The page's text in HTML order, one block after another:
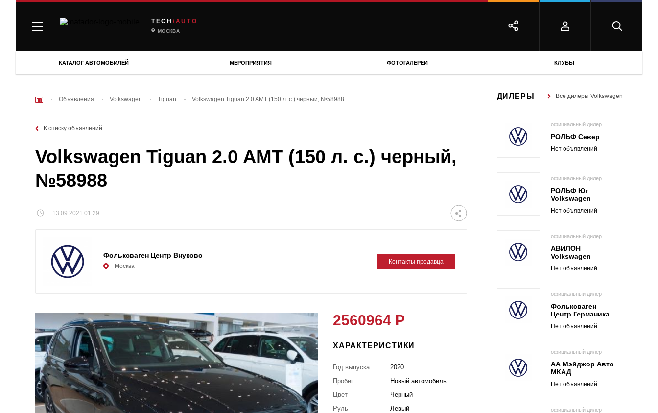
TECH /AUTO
МОСКВА
КАТАЛОГ АВТОМОБИЛЕЙ МЕРОПРИЯТИЯ ФОТОГАЛЕРЕИ КЛУБЫ
Объявления Volkswagen Tiguan Volkswagen Tiguan 2.0 AMT (150 л. с.) черный, №58988
К списку объявлений
Volkswagen Tiguan 2.0 AMT (150 л. с.) черный,
№58988
13.09.2021 01:29
Фольксваген Центр Внуково
Москва
Контакты продавца
2560964 Р
ХАРАКТЕРИСТИКИ
Год выпуска
2020
Пробег
Новый автомобиль
Цвет
Черный
Руль
Левый
ДИЛЕРЫ Все дилеры Volkswagen
официальный дилер
РОЛЬФ Север
Нет объявлений
официальный дилер
РОЛЬФ Юг
Volkswagen
Нет объявлений
официальный дилер
АВИЛОН
Volkswagen
Нет объявлений
официальный дилер
Фольксваген
Центр Германика
Нет объявлений
официальный дилер
АА Мэйджор Авто
МКАД
Нет объявлений
официальный дилер